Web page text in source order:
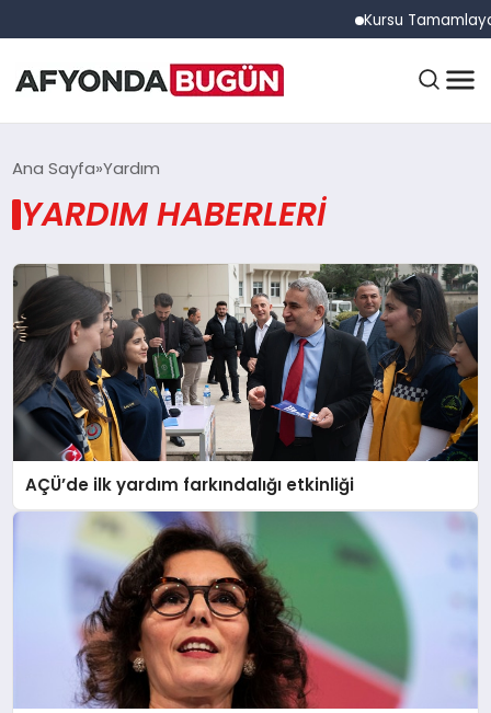
Kursu
ANASAYFA
EĞITIM
DÜNYA
EKONOMI
MAGAZIN
SAĞLIK
Ana Sayfa Yardım
YARDIM HABERLERI
AÇÜ’de ilk yardım farkındalığı etkinliği